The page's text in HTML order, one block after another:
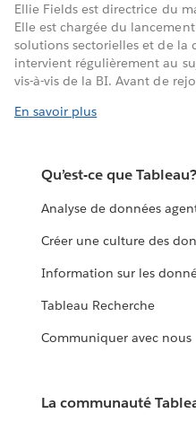
Ellie Fields est directrice du
Elle est chargée du
solutions sectorielles et de la
intervient régulièrement au
vis-à-vis de la BI. Avant de
En savoir plus
Qu’est-ce que Tableau?
Analyse de données
Créer une culture des
Information sur les
Tableau Recherche
Communiquer avec nous
La communauté